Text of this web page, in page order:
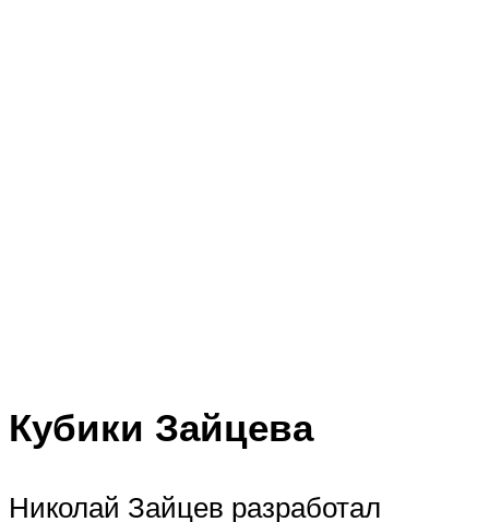
Кубики Зайцева
Николай Зайцев разработал